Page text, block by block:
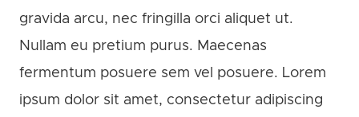
gravida arcu, nec fringilla orci aliquet ut.
Nullam eu pretium purus. Maecenas
fermentum posuere sem vel posuere. Lorem
ipsum dolor sit amet, consectetur adipiscing